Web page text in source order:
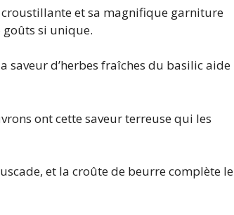
croustillante et sa magnifique garniture
si unique.
saveur d’herbes fraîches du basilic aide
ont cette saveur terreuse qui les
et la croûte de beurre complète le